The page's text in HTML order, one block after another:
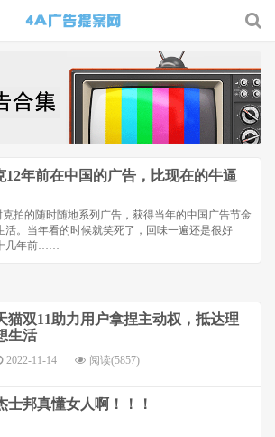
提案网 |
广告小报
| 广告圈
那点事
12年前在中国的广告，比现在的牛逼
克拍的随时随地系列广告，获得当年的中国广告节金
活。当年看的时候就笑死了，回味一遍还是很好
几年前……
猫双11助力用户拿捏主动权，抵达理
生活
2022-11-14 阅读(5857)
士邦真懂女人啊！！！